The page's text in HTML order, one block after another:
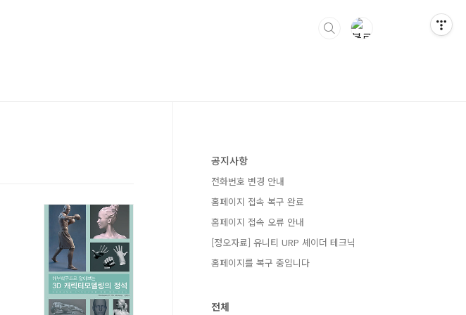
공지사항
전화번호 변경 안내
홈페이지 접속 복구 완료
홈페이지 접속 오류 안내
[정오자료] 유니티 URP 셰이더 테크닉
홈페이지를 복구 중입니다
전체